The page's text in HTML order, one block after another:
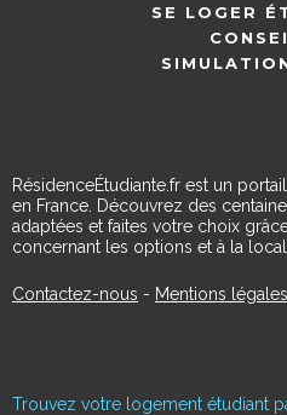
SE LOGER
RésidenceÉtudiante.fr est un
en France. Découvrez des
adaptées et faites votre choix
concernant les options et à la
Contactez-nous - Mentions légales
Trouvez votre logement étudiant